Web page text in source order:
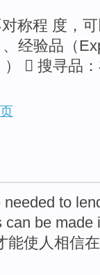
称程 度，
、经验品（
）  搜寻品
needed to
can be made
能使 人相信在